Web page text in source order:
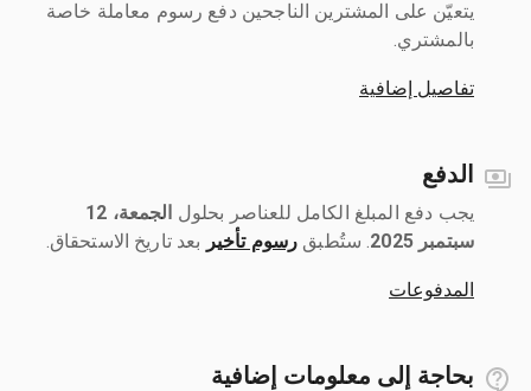
يتعيّن على المشترين الناجحين دفع رسوم معاملة خاصة
بالمشتري.
تفاصيل إضافية
الدفع
يجب دفع المبلغ الكامل للعناصر بحلول ‎
الجمعة، 12
سبتمبر 2025
‎. ستُطبق رسوم تأخير بعد تاريخ الاستحقاق.
المدفوعات
بحاجة إلى معلومات إضافية